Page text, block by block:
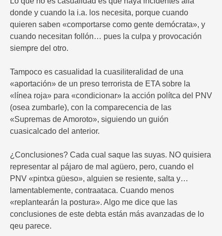
donde y cuando la i.a. los necesita, porque cuando
quieren saben «comportarse como gente demócrata», y
cuando necesitan follón… pues la culpa y provocación
siempre del otro.
Tampoco es casualidad la cuasiliteralidad de una
«aportación» de un preso terrorista de ETA sobre la
«línea roja» para «condicionar» la acción polítca del PNV
(osea zumbarle), con la comparecencia de las
«Supremas de Amoroto», siguiendo un guión
cuasicalcado del anterior.
¿Conclusiones? Cada cual saque las suyas. NO quisiera
representar al pájaro de mal agüero, pero, cuando el
PNV «pintxa güeso», alguien se resiente, salta y…
lamentablemente, contraataca. Cuando menos
«replantearán la postura». Algo me dice que las
conclusiones de este debta están más avanzadas de lo
qeu parece.